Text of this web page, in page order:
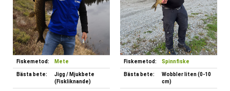
Fiskemetod: Mete
Bästa bete:
Jigg / Mjukbete
(Fiskliknande)
Fiskemetod: Spinnfiske
Bästa bete:
Wobbler liten (0-10
cm)